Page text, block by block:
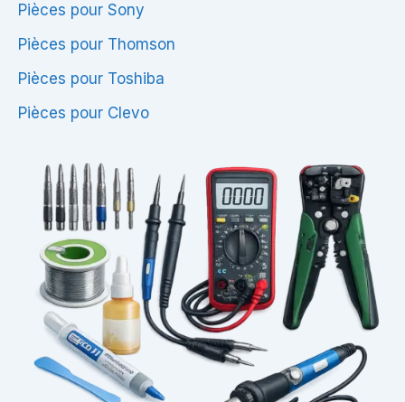
Pièces pour Sony
Pièces pour Thomson
Pièces pour Toshiba
Pièces pour Clevo